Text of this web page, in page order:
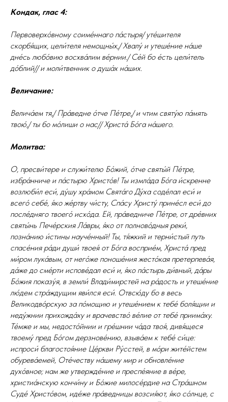
Кондак, глас 4:
Первоверхо́вному соиме́ннаго па́стыря/ уте́шителя
скорбя́щих, цели́теля немощны́х,/ Хвалу́ и утеше́ние на́ше
дне́сь любо́вию восхва́лим ве́рнии./ Се́й бо е́сть цели́тель
до́блий// и моли́твенник о душа́х на́ших.
Величание:
Велича́ем тя,/ Пра́ведне о́тче Пе́тре,/ и чтим святу́ю па́мять
твою́,/ ты бо мо́лиши о нас// Христа́ Бо́га на́шего.
Молитва:
О, пресви́тере и служи́телю Бо́жий, о́тче святы́й Пе́тре,
избра́нниче и па́стырю Христо́в! Ты измла́да Бо́га и́скренне
возлюби́л еси́, ду́шу хра́мом Свята́го Ду́ха соде́лал еси́ и
всего́ себе́, я́ко же́ртву чи́сту, Спа́су Христу́ прине́сл еси́ до
после́дняго твоего́ исхо́да. Ей, пра́ведниче Пе́тре, от дре́вних
святы́нь Пече́рския Ла́вры, я́ко от полново́дныя реки́,
позна́нию и́стины науче́нный! Ты, тя́жкий и терни́стый путь
спасе́ния ра́ди души́ твоея́ от Бо́га восприе́м, Христа́ пред
ми́ром лука́вым, от него́же поноше́ния жесто́кая претерпева́я,
да́же до сме́рти испове́дал еси́ и, я́ко па́стырь ди́вный, да́ры
Бо́жия показу́я, в земли́ Влади́мирстей на ра́дость и утеше́ние
лю́дем стра́ждущим яви́лся еси́. Отвсю́ду бо в весь
Великодво́рскую за по́мощию и утеше́нием к тебе́ боля́щии и
неду́жнии прихожда́ху и врачевство́ ве́лие от тебе́ приима́ху.
Те́мже и мы, недосто́йнии и гре́шнии ча́да твоя́, дивя́щеся
твоему́ пред Бо́гом дерзнове́нию, взыва́ем к тебе́ си́це:
испроси́ благостоя́ние Це́ркви Ру́сстей, в мо́ри жите́йстем
обурева́емей, Оте́честву на́шему мир и обновле́ние
духо́вное; нам же утвержде́ние и преспе́яние в ве́ре,
христиа́нскую кончи́ну и Бо́жие милосе́рдие на Стра́шном
Суде́ Христо́вом, иде́же пра́ведницы возсия́ют, я́ко со́лнце, с